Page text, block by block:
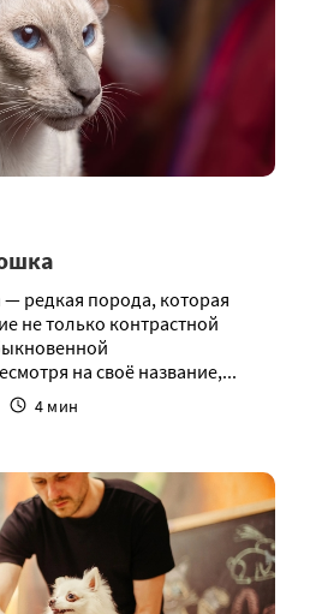
редкая порода, которая
не только контрастной
на своё название,...
4 мин